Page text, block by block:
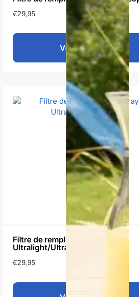
€29,95
Voir le produit
Filtre de remplacement Grayl
Ultralight/Ultrapress
€29,95